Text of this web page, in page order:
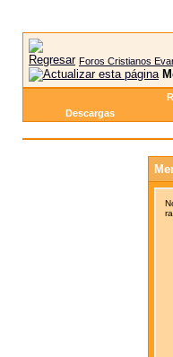
Foros Cristianos
Descargas